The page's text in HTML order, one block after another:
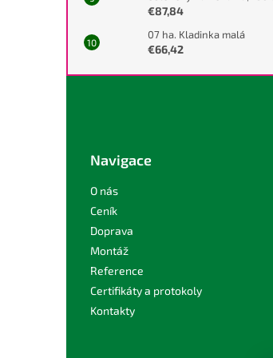
€87,84
07 ha. Kladinka malá
€66,42
Navigace
O nás
Ceník
Doprava
Montáž
Reference
Certifikáty a protokoly
Kontakty